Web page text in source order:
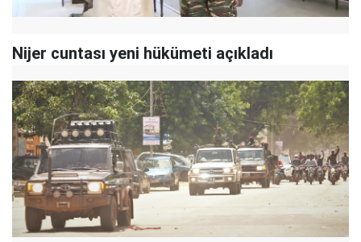
Nijer cuntası yeni hükümeti açıkladı